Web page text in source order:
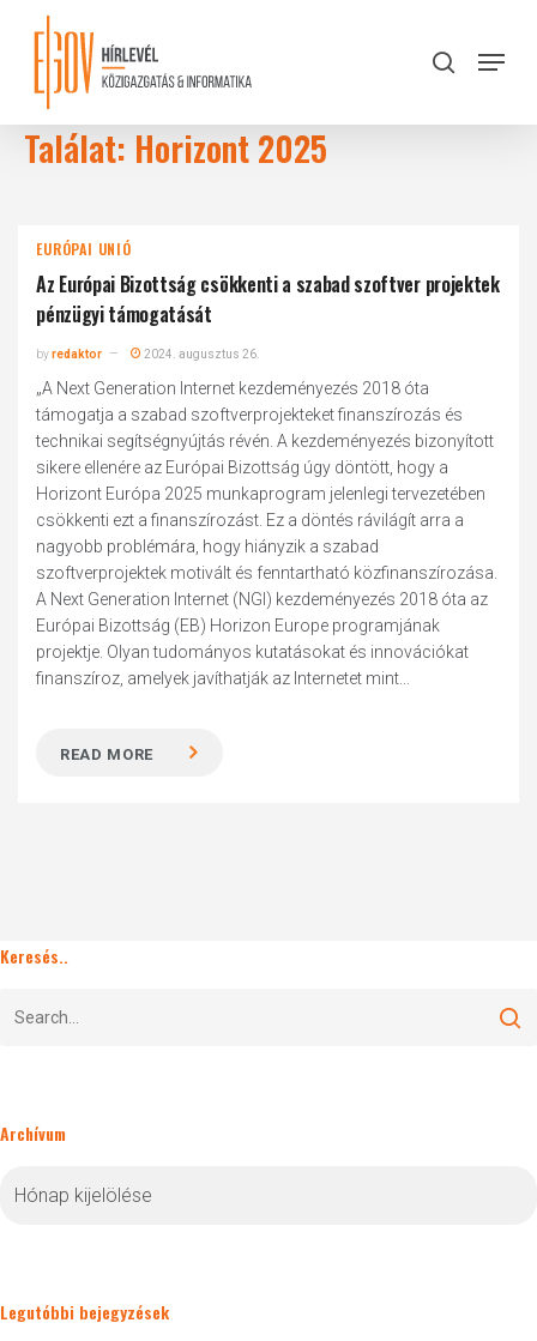
content
search
Menu
Találat: Horizont 2025
EURÓPAI UNIÓ
Az Európai Bizottság csökkenti a szabad szoftver projektek
pénzügyi támogatását
byredaktor 2024. augusztus 26.
„A Next Generation Internet kezdeményezés 2018 óta
támogatja a szabad szoftverprojekteket finanszírozás és
technikai segítségnyújtás révén. A kezdeményezés bizonyított
sikere ellenére az Európai Bizottság úgy döntött, hogy a
Horizont Európa 2025 munkaprogram jelenlegi tervezetében
csökkenti ezt a finanszírozást. Ez a döntés rávilágít arra a
nagyobb problémára, hogy hiányzik a szabad
szoftverprojektek motivált és fenntartható közfinanszírozása.
A Next Generation Internet (NGI) kezdeményezés 2018 óta az
Európai Bizottság (EB) Horizon Europe programjának
projektje. Olyan tudományos kutatásokat és innovációkat
finanszíroz, amelyek javíthatják az Internetet mint...
READ MORE
Keresés..
Archívum
Legutóbbi bejegyzések
Close